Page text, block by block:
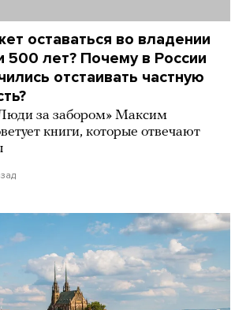
оставаться во владении
500 лет? Почему в России
отстаивать частную
за забором» Максим
книги, которые отвечают